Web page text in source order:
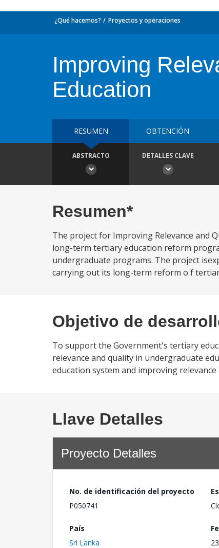
¿Qué hacemos? Proyectos y operaciones
Improving
Education
RESUMEN OBTENCIÓN
ABSTRACTO DETALLES CLAVE
Resumen*
The project for Improving Relevance and
long-term tertiary education reform
undergraduate programs. The project
carrying out its long-term reform o f
Objetivo de
To support the Government's tertiary
relevance and quality in undergraduate
education system and improving
Llave Detalles
Proyecto Detalles
No. de identificación del proyecto
P050741
País
Sri Lanka